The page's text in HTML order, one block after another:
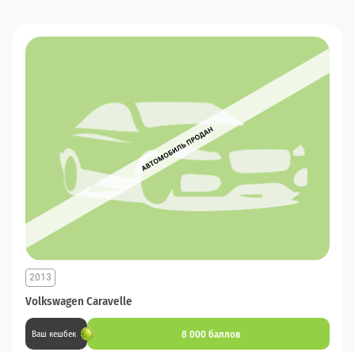
Volkswagen Caravelle
2013
Ваш кешбек 8 000 баллов